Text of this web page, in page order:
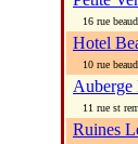
16 rue
Hotel
10 rue
Auberge
11 rue st
Ruines